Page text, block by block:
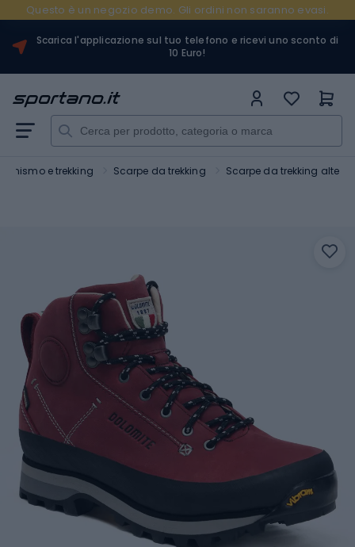
Questo è un negozio demo. Gli ordini non saranno evasi.
Scarica l'applicazione sul tuo telefono e ricevi uno sconto di
10 Euro!
e trekking Scarpe da trekking Scarpe da trekking alte